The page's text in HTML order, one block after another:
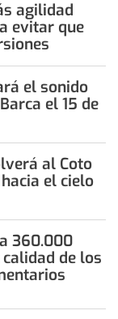
agilidad
evitar que
el sonido
el 15 de
al Coto
el cielo
360.000
de los